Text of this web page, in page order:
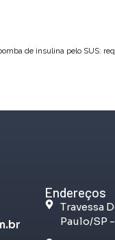
de insulina pelo SUS:
Endereços
Travessa
Paulo/SP